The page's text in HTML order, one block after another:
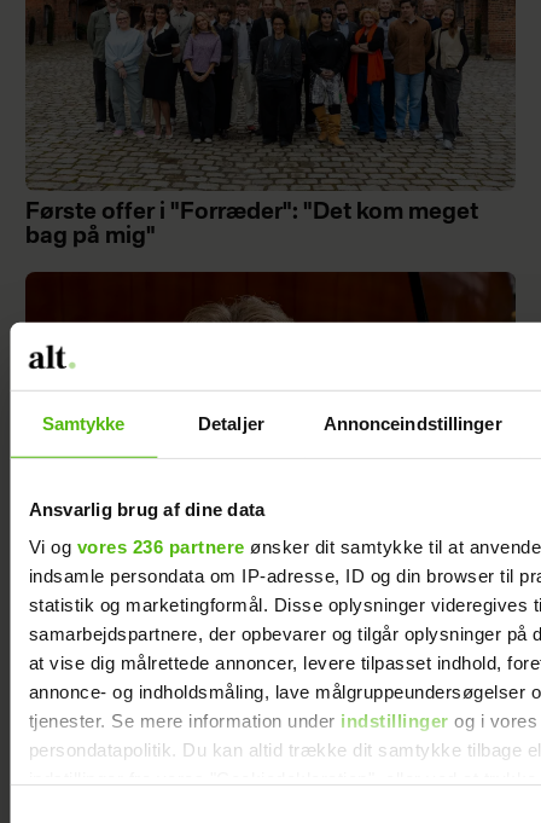
Samtykke Detaljer Annonceindstillinger
Ansvarlig brug af dine data
Vi og vores 236 partnere ønsker dit samtykke til at
indsamle persondata om IP-adresse, ID og din browser til
statistik og marketingformål. Disse oplysninger videregives
samarbejdspartnere, der opbevarer og tilgår oplysninger på
at vise dig målrettede annoncer, levere tilpasset indhold,
annonce- og indholdsmåling, lave målgruppeundersøgelser
tjenester. Se mere information under indstillinger og i vores
persondatapolitik. Du kan altid trække dit samtykke tilbage
Første offer i "Forræder": "Det kom meget
bag på mig"
Soeren le Schmidt om "Forræder": Det var
svært at være i